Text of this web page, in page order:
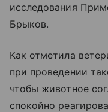
исследования
Брыков.
Как отметила
при проведении
чтобы животное
спокойно